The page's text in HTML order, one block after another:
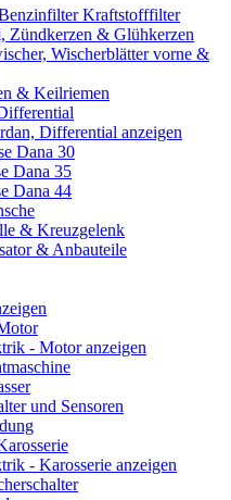
Kraftstofffilter
Zündkerzen & Glühkerzen
Wischerblätter vorne &
& Keilriemen
Differential anzeigen
Dana 30
Dana 35
Dana 44
& Kreuzgelenk
& Anbauteile
- Motor anzeigen
und Sensoren
- Karosserie anzeigen